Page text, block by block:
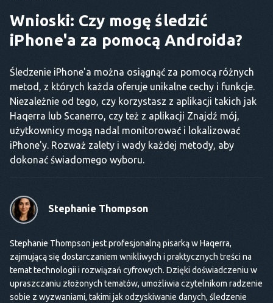
Wnioski: Czy mogę śledzić
iPhone'a za pomocą Androida?
Śledzenie iPhone'a można osiągnąć za pomocą różnych
metod, z których każda oferuje unikalne cechy i funkcje.
Niezależnie od tego, czy korzystasz z aplikacji takich jak
Haqerra lub Scanerro, czy też z aplikacji Znajdź mój,
użytkownicy mogą nadal monitorować i lokalizować
iPhone'y. Rozważ zalety i wady każdej metody, aby
dokonać świadomego wyboru.
Stephanie Thompson
Stephanie Thompson jest profesjonalną pisarką w Haqerra,
zajmującą się dostarczaniem wnikliwych i praktycznych treści na
temat technologii i rozwiązań cyfrowych. Dzięki doświadczeniu w
upraszczaniu złożonych tematów, umożliwia czytelnikom radzenie
sobie z wyzwaniami, takimi jak odzyskiwanie danych, śledzenie